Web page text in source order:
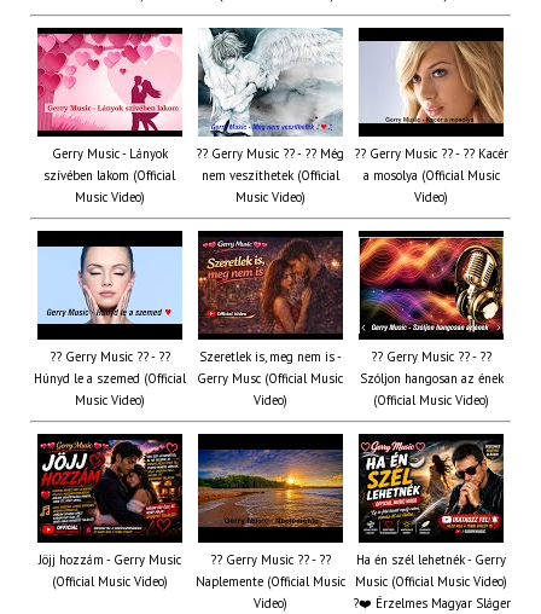
Gerry Music - Lányok
szívében lakom (Official
Music Video)
?? Gerry Music ?? - ?? Még
nem veszíthetek (Official
Music Video)
?? Gerry Music ?? - ?? Kacér
a mosolya (Official Music
Video)
?? Gerry Music ?? - ??
Húnyd le a szemed (Official
Music Video)
Szeretlek is, meg nem is -
Gerry Musc (Official Music
Video)
?? Gerry Music ?? - ??
Szóljon hangosan az ének
(Official Music Video)
Jöjj hozzám - Gerry Music
(Official Music Video)
?? Gerry Music ?? - ??
Naplemente (Official Music
Video)
Ha én szél lehetnék - Gerry
Music (Official Music Video)
?️❤️ Érzelmes Magyar Sláger